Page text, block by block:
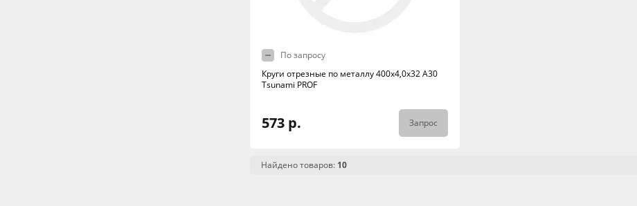
По запросу
Круги отрезные по металлу 400x4,0x32 A30
Tsunami PROF
573 р. Запрос
Найдено товаров: 10